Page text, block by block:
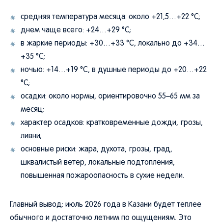
средняя температура месяца: около +21,5…+22 °C;
днем чаще всего: +24…+29 °C;
в жаркие периоды: +30…+33 °C, локально до +34…
+35 °C;
ночью: +14…+19 °C, в душные периоды до +20…+22
°C;
осадки: около нормы, ориентировочно 55–65 мм за
месяц;
характер осадков: кратковременные дожди, грозы,
ливни;
основные риски: жара, духота, грозы, град,
шквалистый ветер, локальные подтопления,
повышенная пожароопасность в сухие недели.
Главный вывод: июль 2026 года в Казани будет теплее
обычного и достаточно летним по ощущениям. Это